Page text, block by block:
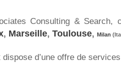
Consulting &
, Marseille, Toulouse, Milan
dispose d’une offre de